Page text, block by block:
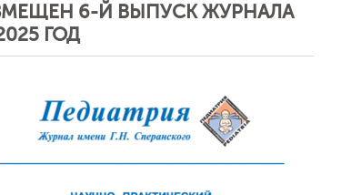
6-Й ВЫПУСК ЖУРНАЛА
ГОД